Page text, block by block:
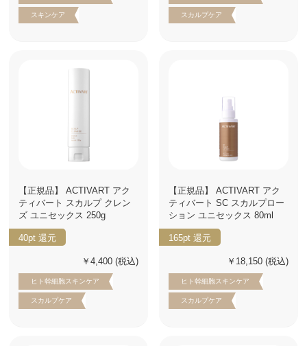
スキンケア スカルプケア
【正規品】 ACTIVART アク
ティバート スカルプ クレン
ズ ユニセックス 250g
40pt 還元
￥4,400 (税込)
ヒト幹細胞スキンケア
スカルプケア
【正規品】 ACTIVART アク
ティバート SC スカルプロー
ション ユニセックス 80ml
165pt 還元
￥18,150 (税込)
ヒト幹細胞スキンケア
スカルプケア